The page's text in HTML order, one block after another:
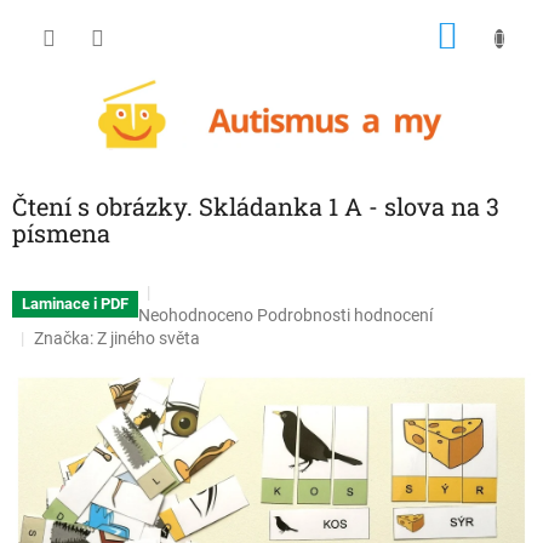
Čtení s obrázky. Skládanka 1 A - slova na 3
písmena
Laminace i PDF
Průměrné
hodnocení
je
0,0
z
5
hvězdiček.
Neohodnoceno Podrobnosti hodnocení
Značka:Z jiného světa